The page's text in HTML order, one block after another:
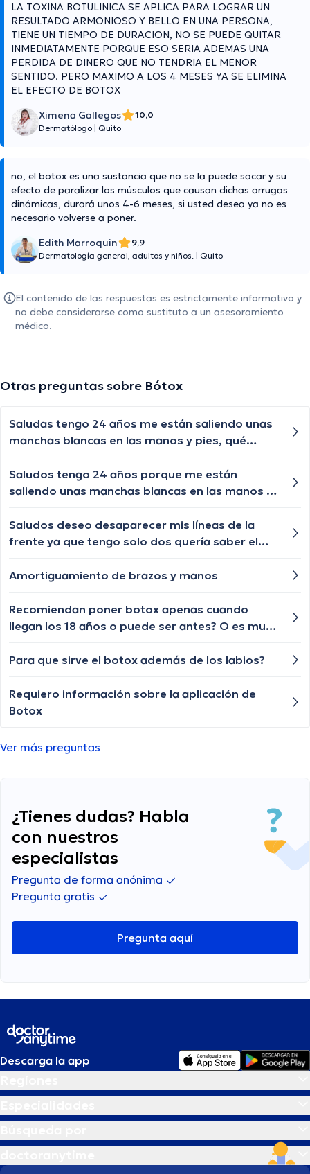
LA TOXINA BOTULINICA SE APLICA PARA LOGRAR UN
RESULTADO ARMONIOSO Y BELLO EN UNA PERSONA,
TIENE UN TIEMPO DE DURACION, NO SE PUEDE QUITAR
INMEDIATAMENTE PORQUE ESO SERIA ADEMAS UNA
PERDIDA DE DINERO QUE NO TENDRIA EL MENOR
SENTIDO. PERO MAXIMO A LOS 4 MESES YA SE ELIMINA
EL EFECTO DE BOTOX
Ximena Gallegos
10,0
Dermatólogo Quito
no, el botox es una sustancia que no se la puede sacar y su
efecto de paralizar los músculos que causan dichas arrugas
dinámicas, durará unos 4-6 meses, si usted desea ya no es
necesario volverse a poner.
Edith Marroquin
9,9
Dermatología general, adultos y niños. Quito
El contenido de las respuestas es estrictamente informativo y
no debe considerarse como sustituto a un asesoramiento
médico.
Otras preguntas sobre Bótox
Saludas tengo 24 años me están saliendo unas
manchas blancas en las manos y pies, qué
Saludos tengo 24 años porque me están
saliendo unas manchas blancas en las manos y
Saludos deseo desaparecer mis líneas de la
frente ya que tengo solo dos quería saber el
Amortiguamiento de brazos y manos
Recomiendan poner botox apenas cuando
llegan los 18 años o puede ser antes? O es muy
que me atienda un cirujano plastico?
Para que sirve el botox además de los labios?
Requiero información sobre la aplicación de
Botox
Ver más preguntas
¿Tienes dudas? Habla
con nuestros
especialistas
Pregunta de forma anónima
Pregunta gratis
Pregunta aquí
Descarga la app